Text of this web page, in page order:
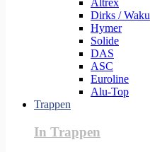
Altrex
Dirks / Waku
Hymer
Solide
DAS
ASC
Euroline
Alu-Top
Trappen
In Trappen